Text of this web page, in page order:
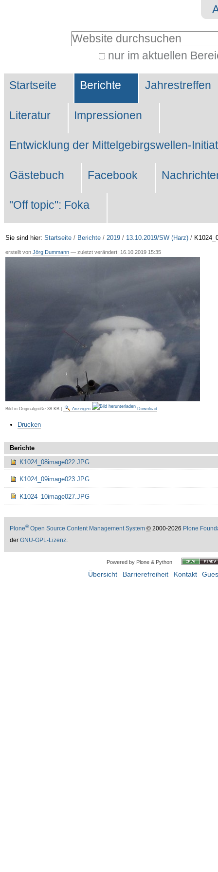
Direkt
zur
Navigation
Website durchsuchen
nur im aktuellen
Suche…
Sektionen
Startseite Berichte Jahrestreffen
Literatur Impressionen
Entwicklung der Mittelgebirgswellen-
Gästebuch Facebook
"Off topic": Foka
Sie sind hier: Startseite / Berichte / 2019 / 13.10.2019/SW (Harz) /
erstellt von Jörg Dummann— zuletzt verändert: 16.10.2019 15:35
Bild in Originalgröße 38 KB| Anzeigen Download
Drucken
Berichte
K1024_08image022.JPG
K1024_09image023.JPG
K1024_10image027.JPG
Plone®Open Source Content Management System ©2000-2026 Plone
der GNU-GPL-Lizenz.
Powered by Plone & Python
Übersicht Barrierefreiheit Kontakt